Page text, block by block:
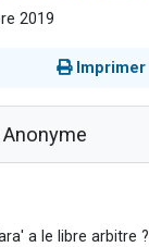
2019
Imprimer
a le libre arbitre ?